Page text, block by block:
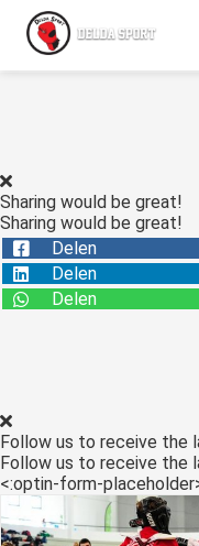
Sharing would be great!
Sharing would be great!
Delen
Delen
Delen
Follow us to receive the
Follow us to receive the
<:optin-form-
gebruikt
deze
kan de
niet